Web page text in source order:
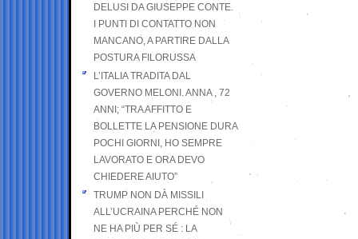
DELUSI DA GIUSEPPE CONTE.
I PUNTI DI CONTATTO NON
MANCANO, A PARTIRE DALLA
POSTURA FILORUSSA
L’ITALIA TRADITA DAL
GOVERNO MELONI. ANNA , 72
ANNI; “TRA AFFITTO E
BOLLETTE LA PENSIONE DURA
POCHI GIORNI, HO SEMPRE
LAVORATO E ORA DEVO
CHIEDERE AIUTO”
TRUMP NON DÀ MISSILI
ALL’UCRAINA PERCHÉ NON
NE HA PIÙ PER SÉ : LA